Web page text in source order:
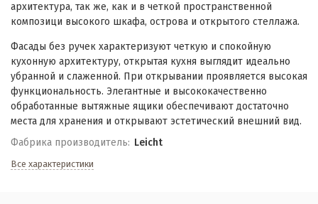
архитектура, так же, как и в четкой пространственной
композици высокого шкафа, острова и открытого стеллажа.
Фасады без ручек характеризуют четкую и спокойную
кухонную архитектуру, открытая кухня выглядит идеально
убранной и слаженной. При открывании проявляется высокая
функциональность. Элегантные и высококачественно
обработанные вытяжные ящики обеспечивают достаточно
места для хранения и открывают эстетический внешний вид.
Фабрика производитель: Leicht
Все характеристики